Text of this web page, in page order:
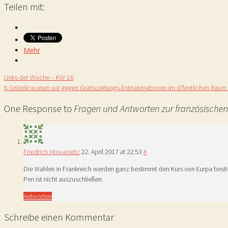
Teilen mit:
Mehr
Links der Woche – KW 16
6 Gründe warum wir gegen Gratiszeitungs-Entnahmeboxen im öffentlichen Raum
One Response to Fragen und Antworten zur
Friedrich Howanietz 22. April 2017 at 22:53 #
Die Wahlen in Frankreich werden ganz bestimmt den Kurs von Eurpa
Pen ist nicht auszuschließen.
Antworten
Schreibe einen Kommentar